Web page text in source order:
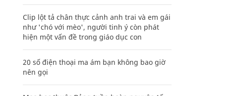
Clip lột tả chân thực cảnh anh trai và em gái
như 'chó với mèo', người tinh ý còn phát
hiện một vấn đề trong giáo dục con
20 số điện thoại ma ám bạn không bao giờ
nên gọi